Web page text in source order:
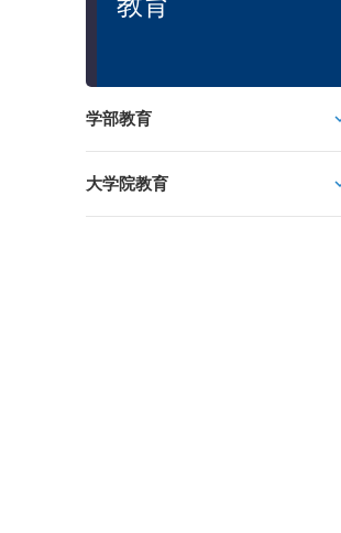
学部教育
大学院教育